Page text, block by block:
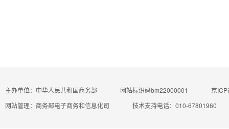
主办单位：中华人民共和国商务部 网站标识码bm22000001
京
网站管理：商务部电子商务和信息化司
技术支持电话：010-67801960